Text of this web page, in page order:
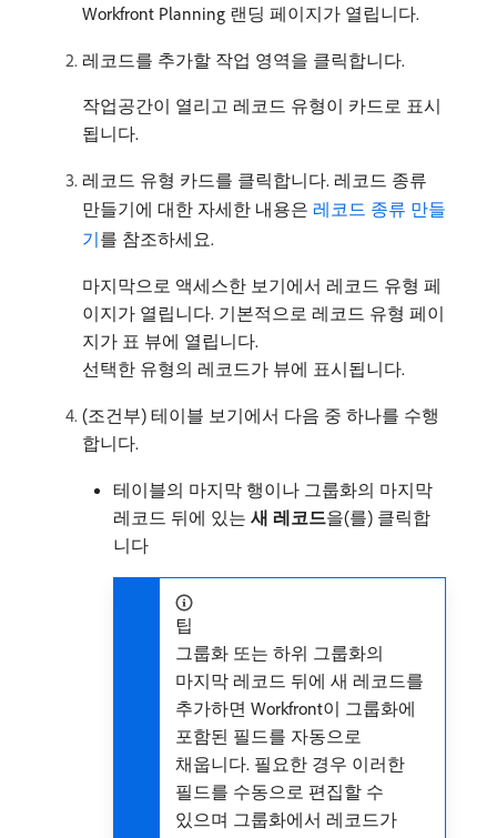
Workfront Planning 랜딩 페이지가 열립니다.
레코드를 추가할 작업 영역을 클릭합니다.
작업공간이 열리고 레코드 유형이 카드로 표시
됩니다.
레코드 유형 카드를 클릭합니다. 레코드 종류
만들기에 대한 자세한 내용은 레코드 종류 만들
기를 참조하세요.
마지막으로 액세스한 보기에서 레코드 유형 페
이지가 열립니다. 기본적으로 레코드 유형 페이
지가 표 뷰에 열립니다.
선택한 유형의 레코드가 뷰에 표시됩니다.
(조건부) 테이블 보기에서 다음 중 하나를 수행
합니다.
테이블의 마지막 행이나 그룹화의 마지막
레코드 뒤에 있는 새 레코드​을(를) 클릭합
니다
팁
그룹화 또는 하위 그룹화의
마지막 레코드 뒤에 새 레코드를
추가하면 Workfront이 그룹화에
포함된 필드를 자동으로
채웁니다. 필요한 경우 이러한
필드를 수동으로 편집할 수
있으며 그룹화에서 레코드가